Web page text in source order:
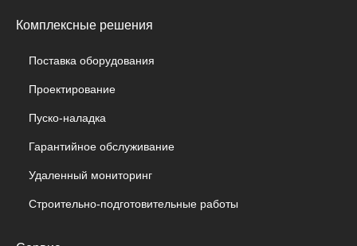
Комплексные решения
Поставка оборудования
Проектирование
Пуско-наладка
Гарантийное обслуживание
Удаленный мониторинг
Строительно-подготовительные работы